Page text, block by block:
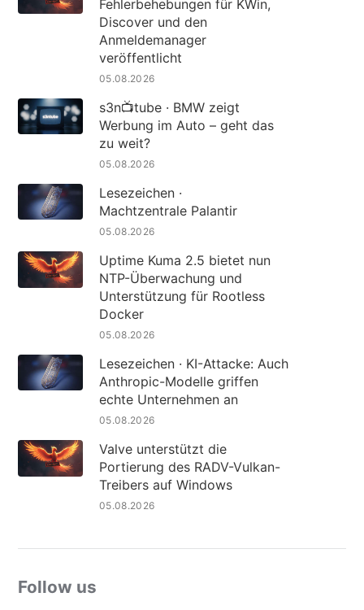
Fehlerbehebungen für KWin,
Discover und den
Anmeldemanager
veröffentlicht
05.08.2026
s3n📺tube · BMW zeigt
Werbung im Auto – geht das
zu weit?
05.08.2026
Lesezeichen ·
Machtzentrale Palantir
05.08.2026
Uptime Kuma 2.5 bietet nun
NTP-Überwachung und
Unterstützung für Rootless
Docker
05.08.2026
Lesezeichen · KI-Attacke: Auch
Anthropic-Modelle griffen
echte Unternehmen an
05.08.2026
Valve unterstützt die
Portierung des RADV-Vulkan-
Treibers auf Windows
05.08.2026
Follow us